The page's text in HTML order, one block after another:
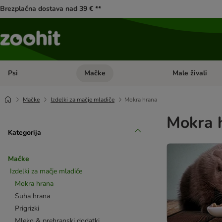
Brezplačna dostava nad 39 € **
Psi Odprite meni kategorij: Psi
Mačke Odprite meni
Male živali
Mačke Izdelki za mačje mladiče Mokra hrana
Kategorija
Mačke
Izdelki za mačje mladiče
Mokra hrana
Suha hrana
Prigrizki
Mokra